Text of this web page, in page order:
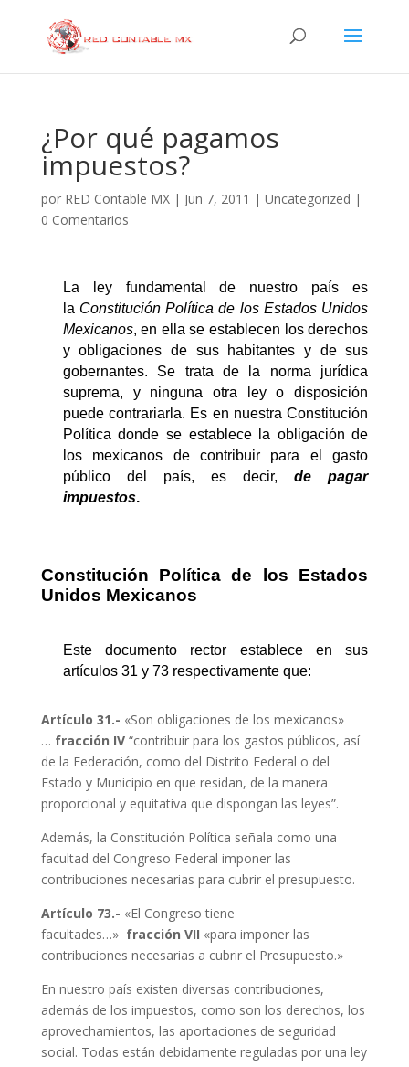
¿Por qué pagamos
impuestos?
por RED Contable MX| Jun 7, 2011 | Uncategorized |
0 Comentarios
La ley fundamental de nuestro país es
la Constitución Política de los Estados Unidos
Mexicanos, en ella se establecen los derechos
y obligaciones de sus habitantes y de sus
gobernantes. Se trata de la norma jurídica
suprema, y ninguna otra ley o disposición
puede contrariarla. Es en nuestra Constitución
Política donde se establece la obligación de
los mexicanos de contribuir para el gasto
público
del país, es decir,
de pagar
impuestos.
Constitución Política de los Estados
Unidos Mexicanos
Este documento rector establece en sus
artículos 31 y 73 respectivamente que:
Artículo 31.- «Son obligaciones de los mexicanos»
… fracción IV “contribuir para los gastos públicos, así
de la Federación, como del Distrito Federal o del
Estado y Municipio en que residan, de la manera
proporcional y equitativa que dispongan las leyes”.
Además, la Constitución Política señala como una
facultad del Congreso Federal imponer las
contribuciones necesarias para cubrir el presupuesto.
Artículo 73.- «El Congreso tiene
facultades…» fracción VII «para imponer las
contribuciones necesarias a cubrir el Presupuesto.»
En nuestro país existen diversas contribuciones,
además de los impuestos, como son los derechos, los
aprovechamientos, las aportaciones de seguridad
social. Todas están debidamente reguladas por una ley